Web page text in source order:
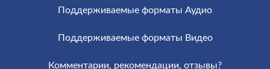
Поддерживаемые форматы Аудио
Поддерживаемые форматы Видео
Комментарии, рекомендации, отзывы?